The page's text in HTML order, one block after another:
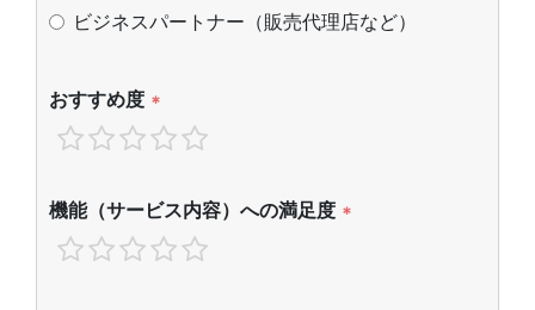
ビジネスパートナー（販売代理店など）
おすすめ度 *
機能（サービス内容）への満足度 *